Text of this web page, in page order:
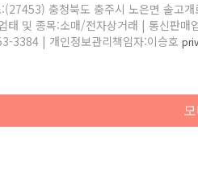
충청북도 충주시 노은면 솔고
및 종목:소매/전자상거래 | 통신판매
3384 | 개인정보관리책임자:이승호